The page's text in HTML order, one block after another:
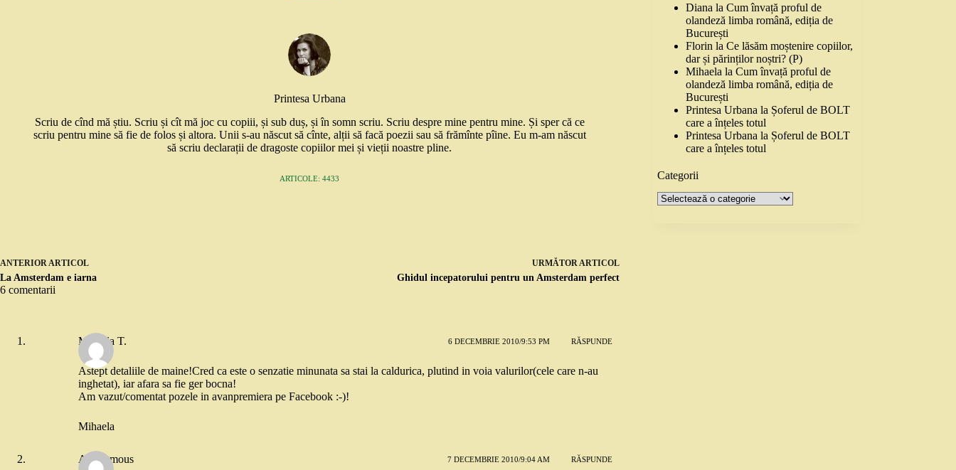
Printesa Urbana
Scriu de cînd mă știu. Scriu și cît mă joc cu copiii, și sub duș, și în somn scriu. Scriu despre mine pentru mine. Și sper că ce
scriu pentru mine să fie de folos și altora. Unii s-au născut să cînte, alții să facă poezii sau să frămînte pîine. Eu m-am născut
să scriu declarații de dragoste copiilor mei și vieții noastre pline.
ARTICOLE: 4433
ANTERIOR ARTICOL
La Amsterdam e iarna
URMĂTOR ARTICOL
Ghidul incepatorului pentru un Amsterdam perfect
6 comentarii
Mihaela T. 6 DECEMBRIE 2010/9:53 PM RĂSPUNDE
Astept detaliile de maine!Cred ca este o senzatie minunata sa stai la caldurica, plutind in voia valurilor(cele care n-au
inghetat), iar afara sa fie ger bocna!
Am vazut/comentat pozele in avanpremiera pe Facebook :-)!
Mihaela
Anonymous 7 DECEMBRIE 2010/9:04 AM RĂSPUNDE
Diana laCum învață proful de
olandeză limba română, ediția de
București
Florin laCe lăsăm moștenire copiilor,
dar și părinților noștri? (P)
Mihaela laCum învață proful de
olandeză limba română, ediția de
București
Printesa Urbana la Șoferul de BOLT
care a înțeles totul
Printesa Urbana la Șoferul de BOLT
care a înțeles totul
Categorii
Categorii